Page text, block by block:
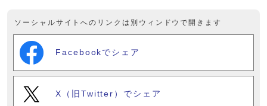
ソーシャルサイトへのリンクは別ウィンドウで開きます
Facebookでシェア
X（旧Twitter）でシェア